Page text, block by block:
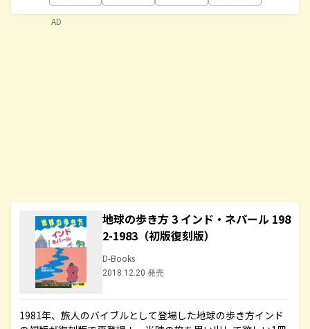
地球の歩き方 3 インド・ネパール 198
2-1983（初版復刻版）
D-Books
2018.12.20 発売
1981年、旅人のバイブルとして登場した地球の歩き方インド
AD